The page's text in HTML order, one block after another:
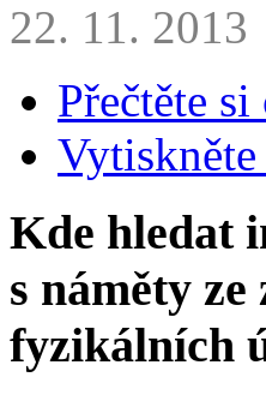
22. 11. 2013
Přečtěte
Kde hledat
s náměty ze
fyzikálních